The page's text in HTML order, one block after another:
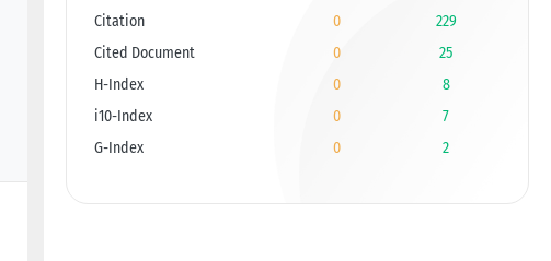
Citation
0
229
Cited Document
0
25
H-Index
0
8
i10-Index
0
7
G-Index
0 2